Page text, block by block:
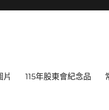
片 115年股東會紀念品